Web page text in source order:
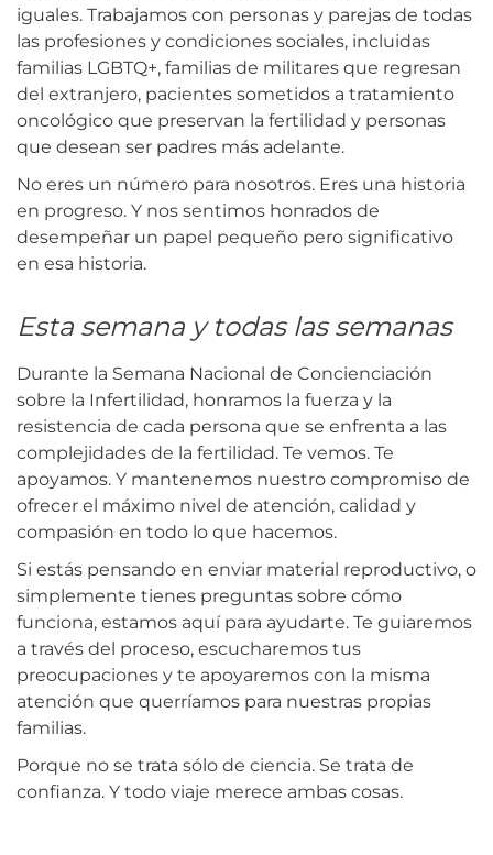
iguales. Trabajamos con personas y parejas de todas
las profesiones y condiciones sociales, incluidas
familias LGBTQ+, familias de militares que regresan
del extranjero, pacientes sometidos a tratamiento
oncológico que preservan la fertilidad y personas
que desean ser padres más adelante.
No eres un número para nosotros. Eres una historia
en progreso. Y nos sentimos honrados de
desempeñar un papel pequeño pero significativo
en esa historia.
Esta semana y todas las semanas
Durante la Semana Nacional de Concienciación
sobre la Infertilidad, honramos la fuerza y la
resistencia de cada persona que se enfrenta a las
complejidades de la fertilidad. Te vemos. Te
apoyamos. Y mantenemos nuestro compromiso de
ofrecer el máximo nivel de atención, calidad y
compasión en todo lo que hacemos.
Si estás pensando en enviar material reproductivo, o
simplemente tienes preguntas sobre cómo
funciona, estamos aquí para ayudarte. Te guiaremos
a través del proceso, escucharemos tus
preocupaciones y te apoyaremos con la misma
atención que querríamos para nuestras propias
familias.
Porque no se trata sólo de ciencia. Se trata de
confianza. Y todo viaje merece ambas cosas.